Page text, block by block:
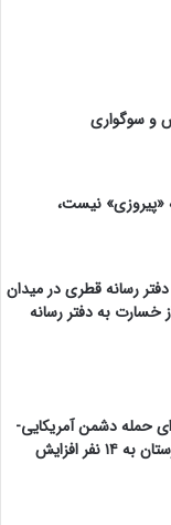
و سوگواری
نیست،
رسانه قطری در میدان
خسارت به دفتر رسانه
حمله دشمن آمریکایی-
صهیونیستی به دادگستری لارستان به ۱۴ نفر افزایش